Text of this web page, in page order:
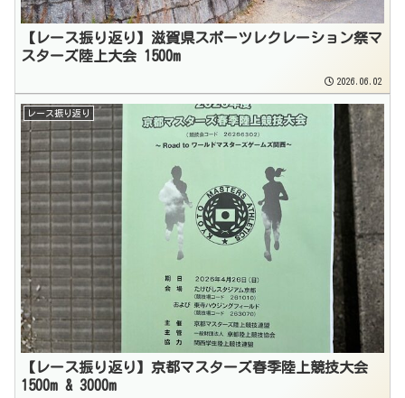
【レース振り返り】滋賀県スポーツレクレーション祭マ
スターズ陸上大会 1500m
2026.06.02
レース振り返り
【レース振り返り】京都マスターズ春季陸上競技大会
1500m & 3000m